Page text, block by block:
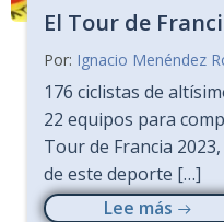
El Tour de
Por: Ignacio Menéndez
176 ciclistas de
22 equipos para
Tour de Francia
de este deporte […]
Lee más